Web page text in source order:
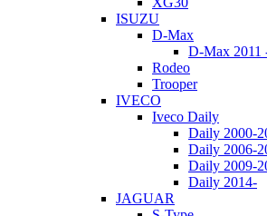
ISUZU
D-Max
D-Max 2011
Rodeo
Trooper
IVECO
Iveco Daily
Daily 2000-
Daily 2006-
Daily 2009-
Daily 2014-
JAGUAR